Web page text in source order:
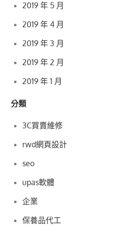
2019 年 5 月
2019 年 4 月
2019 年 3 月
2019 年 2 月
2019 年 1 月
分類
3C買賣維修
rwd網頁設計
seo
upas軟體
企業
保養品代工